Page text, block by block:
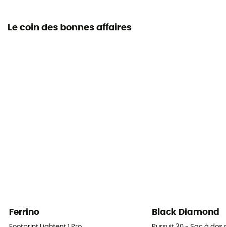
Le coin des bonnes affaires
Ferrino Black Diamond